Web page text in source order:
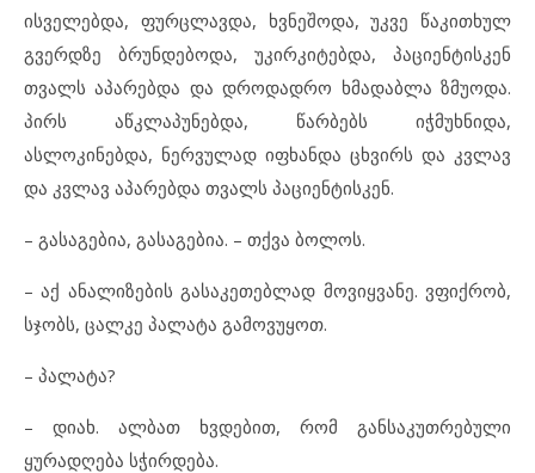
ისველებდა, ფურცლავდა, ხვნეშოდა, უკვე წაკითხულ
გვერდზე ბრუნდებოდა, უკირკიტებდა, პაციენტისკენ
თვალს აპარებდა და დროდადრო ხმადაბლა ზმუოდა.
პირს აწკლაპუნებდა, წარბებს იჭმუხნიდა,
ასლოკინებდა, ნერვულად იფხანდა ცხვირს და კვლავ
და კვლავ აპარებდა თვალს პაციენტისკენ.
– გასაგებია, გასაგებია. – თქვა ბოლოს.
– აქ ანალიზების გასაკეთებლად მოვიყვანე. ვფიქრობ,
სჯობს, ცალკე პალატა გამოვუყოთ.
– პალატა?
– დიახ. ალბათ ხვდებით, რომ განსაკუთრებული
ყურადღება სჭირდება.